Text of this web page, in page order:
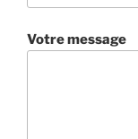
Votre message